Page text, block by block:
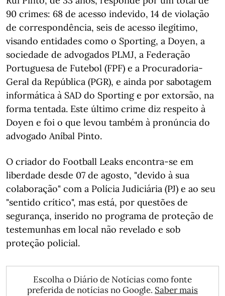
90 crimes: 68 de acesso indevido, 14 de violação
de correspondência, seis de acesso ilegítimo,
visando entidades como o Sporting, a Doyen, a
sociedade de advogados PLMJ, a Federação
Portuguesa de Futebol (FPF) e a Procuradoria-
Geral da República (PGR), e ainda por sabotagem
informática à SAD do Sporting e por extorsão, na
forma tentada. Este último crime diz respeito à
Doyen e foi o que levou também à pronúncia do
advogado Aníbal Pinto.
O criador do Football Leaks encontra-se em
liberdade desde 07 de agosto, "devido à sua
colaboração" com a Polícia Judiciária (PJ) e ao seu
"sentido crítico", mas está, por questões de
segurança, inserido no programa de proteção de
testemunhas em local não revelado e sob
proteção policial.
Escolha o Diário de Notícias como fonte
preferida de notícias no Google. Saber mais